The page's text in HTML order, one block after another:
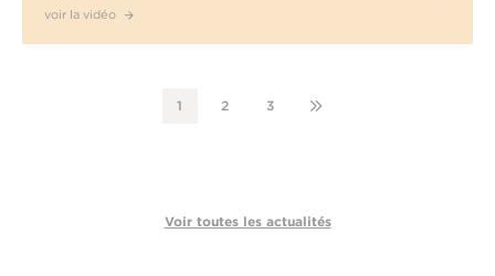
voir la vidéo
1 2 3
Voir toutes les actualités